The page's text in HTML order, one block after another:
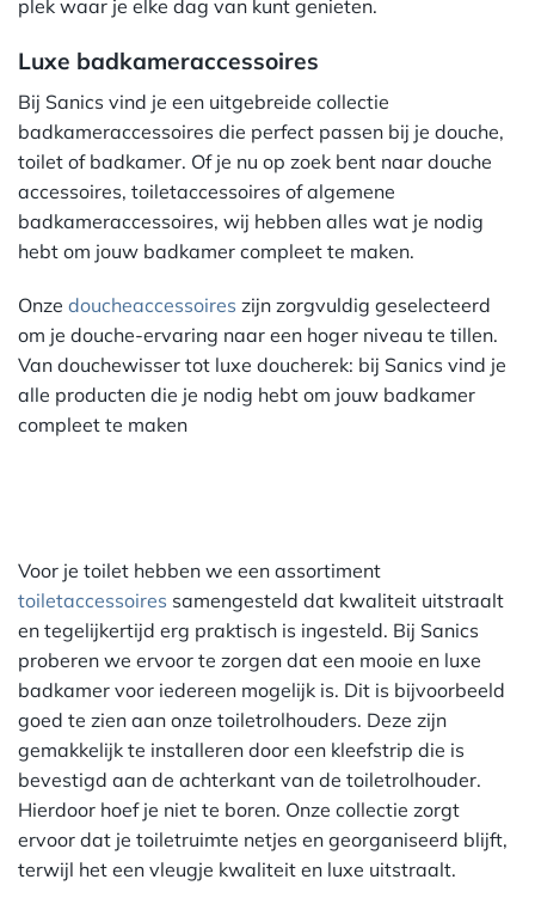
plek waar je elke dag van kunt genieten.
Luxe badkameraccessoires
Bij Sanics vind je een uitgebreide collectie
badkameraccessoires die perfect passen bij je douche,
toilet of badkamer. Of je nu op zoek bent naar douche
accessoires, toiletaccessoires of algemene
badkameraccessoires, wij hebben alles wat je nodig
hebt om jouw badkamer compleet te maken.
Onze doucheaccessoires zijn zorgvuldig geselecteerd
om je douche-ervaring naar een hoger niveau te tillen.
Van douchewisser tot luxe doucherek: bij Sanics vind je
alle producten die je nodig hebt om jouw badkamer
compleet te maken
Voor je toilet hebben we een assortiment
toiletaccessoires samengesteld dat kwaliteit uitstraalt
en tegelijkertijd erg praktisch is ingesteld. Bij Sanics
proberen we ervoor te zorgen dat een mooie en luxe
badkamer voor iedereen mogelijk is. Dit is bijvoorbeeld
goed te zien aan onze toiletrolhouders. Deze zijn
gemakkelijk te installeren door een kleefstrip die is
bevestigd aan de achterkant van de toiletrolhouder.
Hierdoor hoef je niet te boren. Onze collectie zorgt
ervoor dat je toiletruimte netjes en georganiseerd blijft,
terwijl het een vleugje kwaliteit en luxe uitstraalt.